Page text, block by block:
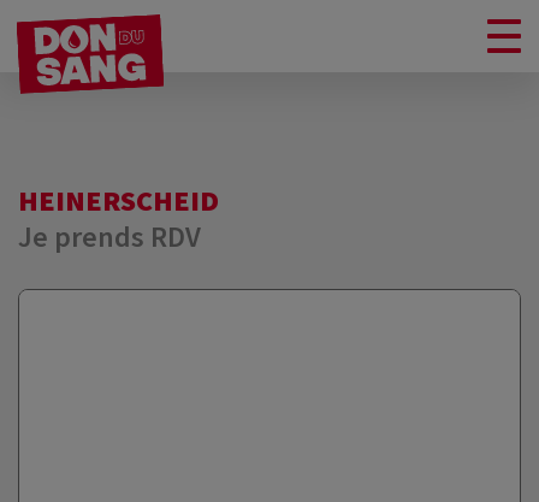
HEINERSCHEID
Je prends RDV